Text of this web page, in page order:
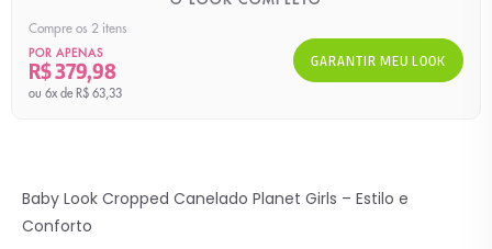
Compre os 2 itens
POR APENAS
R$ 379,98
ou 6x de R$ 63,33
GARANTIR MEU LOOK
Baby Look Cropped Canelado Planet Girls – Estilo e
Conforto